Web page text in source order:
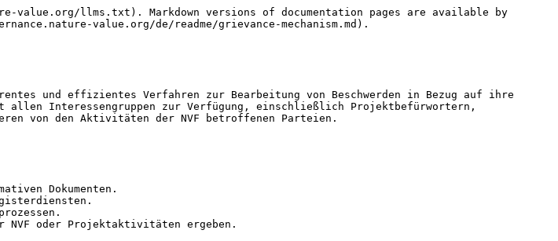
llms.txt). Markdown versions of documentation pages are available by
value.org/de/readme/grievance-mechanism.md).
und effizientes Verfahren zur Bearbeitung von Beschwerden in Bezug auf ihre
Interessengruppen zur Verfügung, einschließlich Projektbefürwortern,
von den Aktivitäten der NVF betroffenen Parteien.
Dokumenten.
NVF oder Projektaktivitäten ergeben.